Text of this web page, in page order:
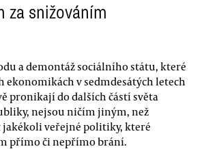
za snižováním
a demontáž sociálního státu, které
ekonomikách v sedmdesátých letech
pronikají do dalších částí světa
nejsou ničím jiným, než
veřejné politiky, které
přímo či nepřímo brání.